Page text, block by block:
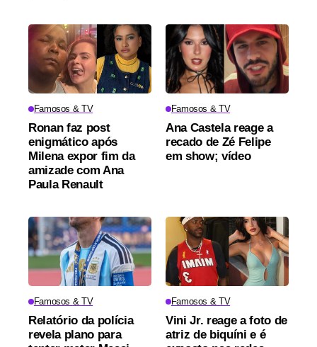
Famosos & TV
Ronan faz post
enigmático após
Milena expor fim da
amizade com Ana
Paula Renault
Famosos & TV
Ana Castela reage a
recado de Zé Felipe
em show; vídeo
Famosos & TV
Relatório da polícia
revela plano para
Famosos & TV
Vini Jr. reage a foto de
atriz de biquíni e é